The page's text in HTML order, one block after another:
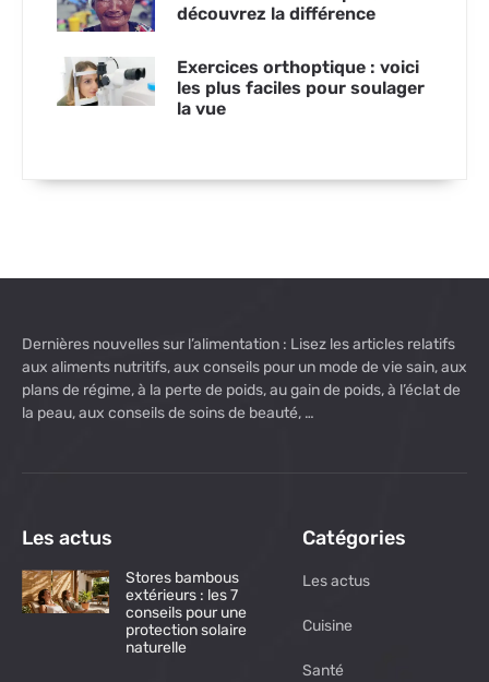
découvrez la différence
Exercices orthoptique : voici
les plus faciles pour soulager
la vue
Dernières nouvelles sur l’alimentation : Lisez les articles relatifs
aux aliments nutritifs, aux conseils pour un mode de vie sain, aux
plans de régime, à la perte de poids, au gain de poids, à l’éclat de
la peau, aux conseils de soins de beauté, …
Les actus
Stores bambous
extérieurs : les 7
conseils pour une
protection solaire
naturelle
Catégories
Les actus
Cuisine
Santé